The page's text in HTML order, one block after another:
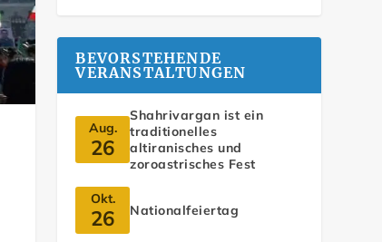
BEVORSTEHENDE
VERANSTALTUNGEN
Aug.
26
Shahrivargan ist ein
traditionelles
altiranisches und
zoroastrisches Fest
Okt.
26 Nationalfeiertag